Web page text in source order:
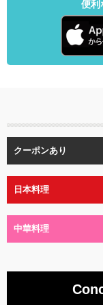
便利
クーポンあり
日本料理
中華料理